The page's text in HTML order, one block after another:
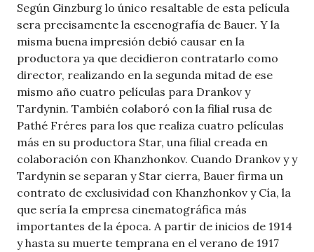
Según Ginzburg lo único resaltable de esta película
sera precisamente la escenografía de Bauer. Y la
misma buena impresión debió causar en la
productora ya que decidieron contratarlo como
director, realizando en la segunda mitad de ese
mismo año cuatro películas para Drankov y
Tardynin. También colaboró con la filial rusa de
Pathé Fréres para los que realiza cuatro películas
más en su productora Star, una filial creada en
colaboración con Khanzhonkov. Cuando Drankov y y
Tardynin se separan y Star cierra, Bauer firma un
contrato de exclusividad con Khanzhonkov y Cía, la
que sería la empresa cinematográfica más
importantes de la época. A partir de inicios de 1914
y hasta su muerte temprana en el verano de 1917